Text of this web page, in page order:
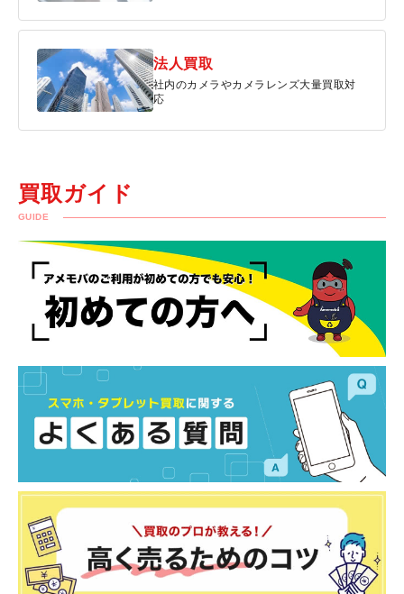
法人買取
社内のカメラやカメラレンズ大量買取対
応
買取ガイド
GUIDE